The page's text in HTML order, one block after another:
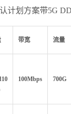
计划方案带5G
带宽 流量
100Mbps 700G